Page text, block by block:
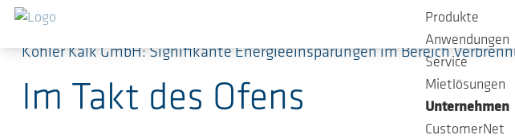
Zum Hauptinhalt springen
Produkte
Anwendungen
Service
Mietlösungen
Unternehmen
CustomerNet
Köhler Kalk GmbH: Signifikante Energieeinsparungen im Bereich
Im Takt des Ofens